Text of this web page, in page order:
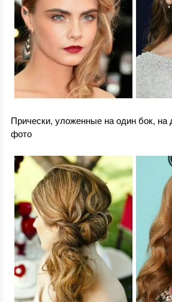
Прически, уложенные на один бок,
фото